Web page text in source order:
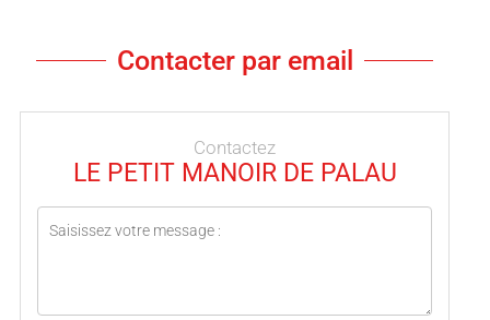
Contacter par email
Contactez
LE PETIT MANOIR DE PALAU